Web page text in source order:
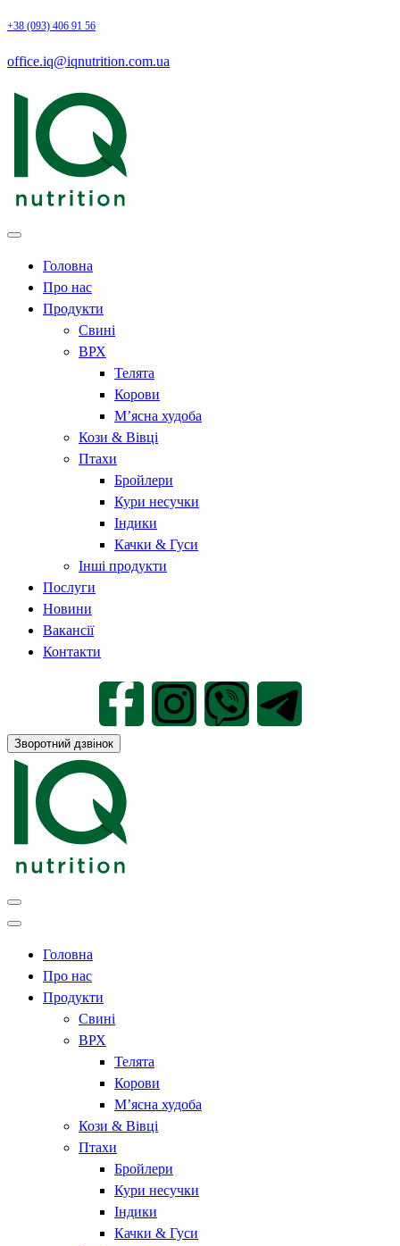
+38 (093) 406 91 56
office.iq@iqnutrition.com.ua
Головна
Про нас
Продукти
Свині
ВРХ
Телята
Корови
М’ясна худоба
Кози & Вівці
Птахи
Бройлери
Кури несучки
Індики
Качки & Гуси
Інші продукти
Послуги
Новини
Вакансії
Контакти
Зворотний дзвінок
Головна
Про нас
Продукти
Свині
ВРХ
Телята
Корови
М’ясна худоба
Кози & Вівці
Птахи
Бройлери
Кури несучки
Індики
Качки & Гуси